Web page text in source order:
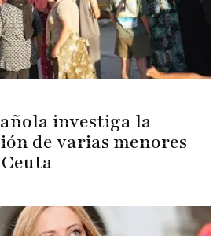
investiga la
de varias menores